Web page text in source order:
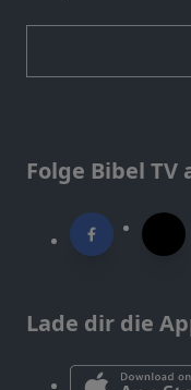
Folge Bibel
Lade dir die